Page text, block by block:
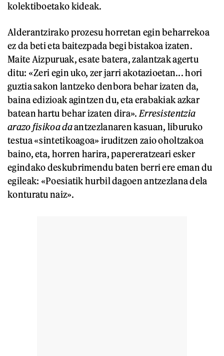
kolektiboetako kideak.
Alderantzirako prozesu horretan egin beharrekoa
ez da beti eta baitezpada begi bistakoa izaten.
Maite Aizpuruak, esate batera, zalantzak agertu
ditu: «Zeri egin uko, zer jarri akotazioetan... hori
guztia sakon lantzeko denbora behar izaten da,
baina edizioak agintzen du, eta erabakiak azkar
batean hartu behar izaten dira». Erresistentzia
arazo fisikoa daantzezlanaren kasuan, liburuko
testua «sintetikoagoa» iruditzen zaio oholtzakoa
baino, eta, horren harira, papereratzeari esker
egindako deskubrimendu baten berri ere eman du
egileak: «Poesiatik hurbil dagoen antzezlana dela
konturatu naiz».